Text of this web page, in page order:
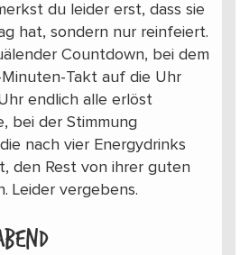
du leider erst, dass sie
hat, sondern nur reinfeiert.
Countdown, bei dem
Takt auf die Uhr
endlich alle erlöst
bei der Stimmung
nach vier Energydrinks
den Rest von ihrer guten
Leider vergebens.